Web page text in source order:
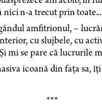
nici n-a trecut prin toate...
amfitrionul, –
cu slujbele, cu
mi se pare că lucrurile
icoană din fața sa,
***